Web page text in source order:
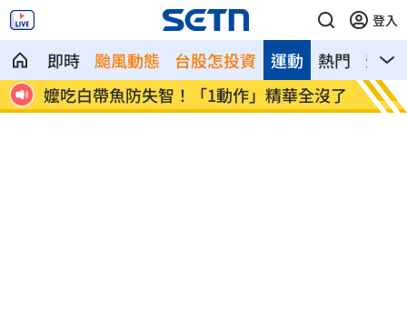
登入
即時 颱風動態 台股怎投資 熱門 影音
運動
道
嬤吃白帶魚防失智！「1動作」精華全沒了
26歲
網